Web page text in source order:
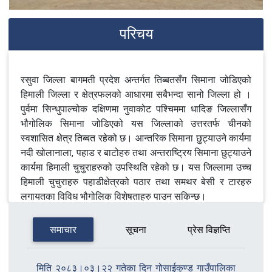
परिचय
रसुवा जिल्ला बागमती प्रदेश अन्तर्गत तिब्बतसँग सिमाना जोडिएको
हिमाली जिल्ला र क्षेत्रफलको आधारमा सबैभन्दा सानो जिल्ला हो ।
पुर्वमा सिन्धुपाल्चोक दक्षिणमा नुवाकोट पश्चिममा धादिङ जिल्लासँग
भौगोलिक सिमाना जोडिएको यस जिल्लाको उत्तरतर्फ चीनको
स्वशासित क्षेत्र तिब्बत रहेको छ। आन्तरिक सिमाना छुट्याउने कार्यमा
नदी खोलानाला, पहाड र बाटोहरु तथा अन्तराष्ट्रिय सिमाना छुट्याउने
कार्यमा हिमाली चुचुराहरुको उपस्थिति रहेको छ। यस जिल्लामा उच्च
हिमाली चुचुराहरु पहाडीक्षेत्रको पठार तथा समथर बेसी र टारहरु
लगायतका विविध भौगोलिक विशेषताहरु पाउन सकिन्छ।
हिन्दुहरुको पवित्र तिर्थस्थल गोसाइँकुण्ड र यस कुण्डलाई उद्गमस्थल
बनाई प्रवाहित त्रिशुली नदीले जिल्लाको वैभव कायम गर्नमा महत्वपूर्ण
भूमीका निभाएका छन्। यस जिल्लाको भौगोलिक वनावट, हावापानी,
वनजङ्गलको विविधता, नदीनाला र कुण्ड विभिन्न जातिहरुको
समाचार सूचना प्रेस विज्ञप्ति
मिति २०८३।०३।२२ गतेका दिन गोसाईकुण्ड गाउँपालिका